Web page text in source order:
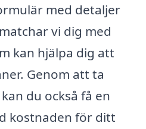
med detaljer
vi dig med
kan hjälpa dig att
Genom att ta
du också få en
kostnaden för ditt